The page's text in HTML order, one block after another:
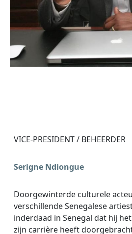
VICE-PRESIDENT / BEHEERDER
Serigne Ndiongue
Doorgewinterde culturele
verschillende Senegalese
inderdaad in Senegal dat hij
zijn carrière heeft